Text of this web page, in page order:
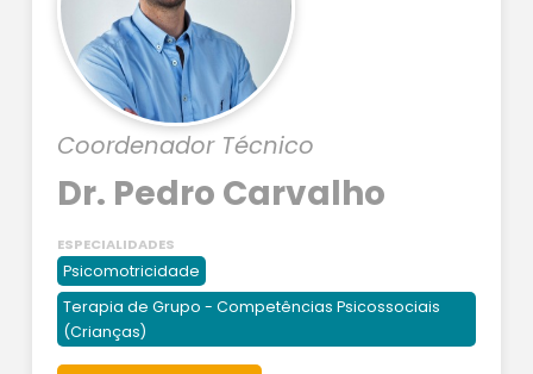
Coordenador Técnico
Dr. Pedro Carvalho
ESPECIALIDADES
Psicomotricidade
Terapia de Grupo - Competências Psicossociais
(Crianças)